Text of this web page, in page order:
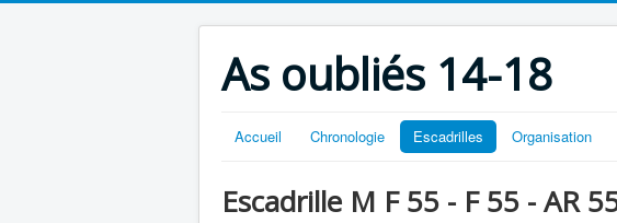
As oubliés 14-18
Accueil Chronologie Escadrilles Organisation
Escadrille M F 55 - F 55 - AR